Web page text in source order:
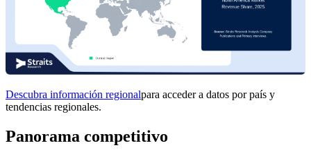
Descubra información regionalpara acceder a datos por país y
tendencias regionales.
Panorama competitivo